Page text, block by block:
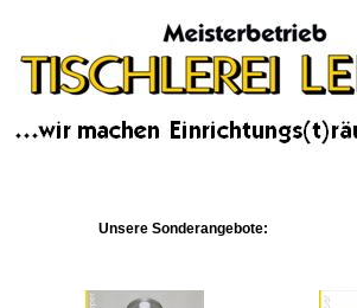
Unsere Sonderangebote: